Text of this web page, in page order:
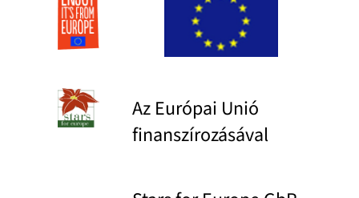
Az Európai Unió
finanszírozásával